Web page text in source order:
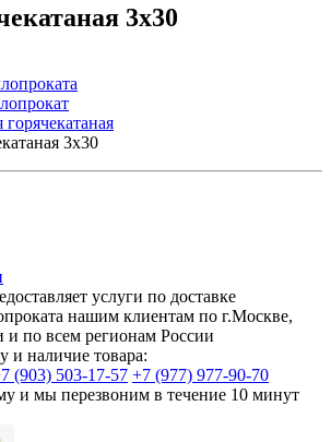
3x30
3x30
услуги по доставке
нашим клиентам по г.Москве,
и по всем регионам России
и наличие товара:
(903) 503-17-57 +7 (977) 977-90-70
и мы перезвоним в течение 10 минут